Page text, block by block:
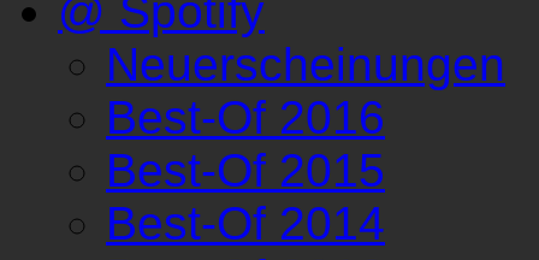
@ Spotify
Neuerscheinungen
Best-Of 2016
Best-Of 2015
Best-Of 2014